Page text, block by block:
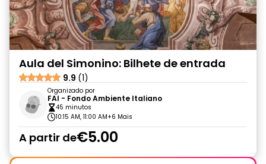
Aula del Simonino: Bilhete de entrada
9.9 (1)
Organizado por
FAI - Fondo Ambiente Italiano
45 minutos
10:15 AM, 11:00 AM+6 Mais
A partir de€5.00